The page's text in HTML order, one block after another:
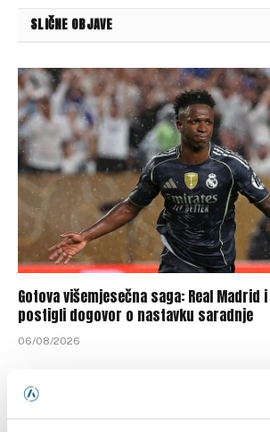
SLIČNE OBJAVE
Gotova višemjesečna saga: Real
postigli dogovor o nastavku saradnje
06/08/2026